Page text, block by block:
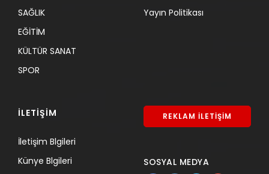
SAĞLIK
EĞİTİM
KÜLTÜR SANAT
SPOR
Yayın Politikası
İLETİŞİM
İletişim Blgileri
Künye Blgileri
REKLAM İLETİŞİM
SOSYAL MEDYA